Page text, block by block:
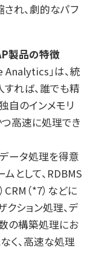
れ、劇的なパフ
製品の特徴
」は、統
れば、誰でも精
自のインメモリ
高速に処理でき
ータ処理を得意
ムとして、RDBMS
（*7）などに
ション処理、デ
の構築処理にお
く、高速な処理